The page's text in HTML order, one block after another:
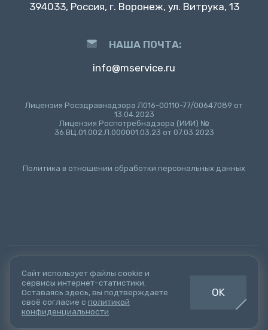
394033, Россия, г. Воронеж, ул. Витрука, 13
НАША ПОЧТА:
info@mservice.ru
Лицензия Росздравнадзора Л016-00110-77/00647089 от
13.04.2023
Лицензия Роспотребнадзора (ИИИ) №
36.ВЦ.01.002.Л.000001.03.23 от 07.03.2023
Политика в отношении обработки персональных данных
Создание сайта- Веб-студия "Алькор"
Мы в соц. сетях:
Сайт использует файлы cookie и
сервисы интернет-статистики.
Оставаясь здесь, вы подтверждаете
своё согласие с политикой
конфиденциальности
OK